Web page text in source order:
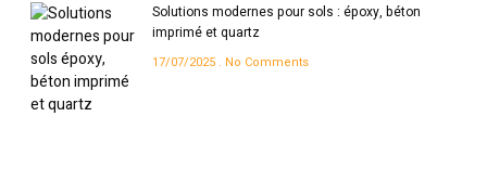
Solutions modernes pour sols : époxy, béton
imprimé et quartz
17/07/2025 No Comments